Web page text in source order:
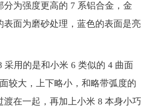
分为强度更高的 7 系铝合金，金
表面为磨砂处理，蓝色的表面是亮
采用的是和小米 6 类似的 4 曲面
较大，上下略小，和略带弧度的
渡在一起，再加上小米 8 本身小巧